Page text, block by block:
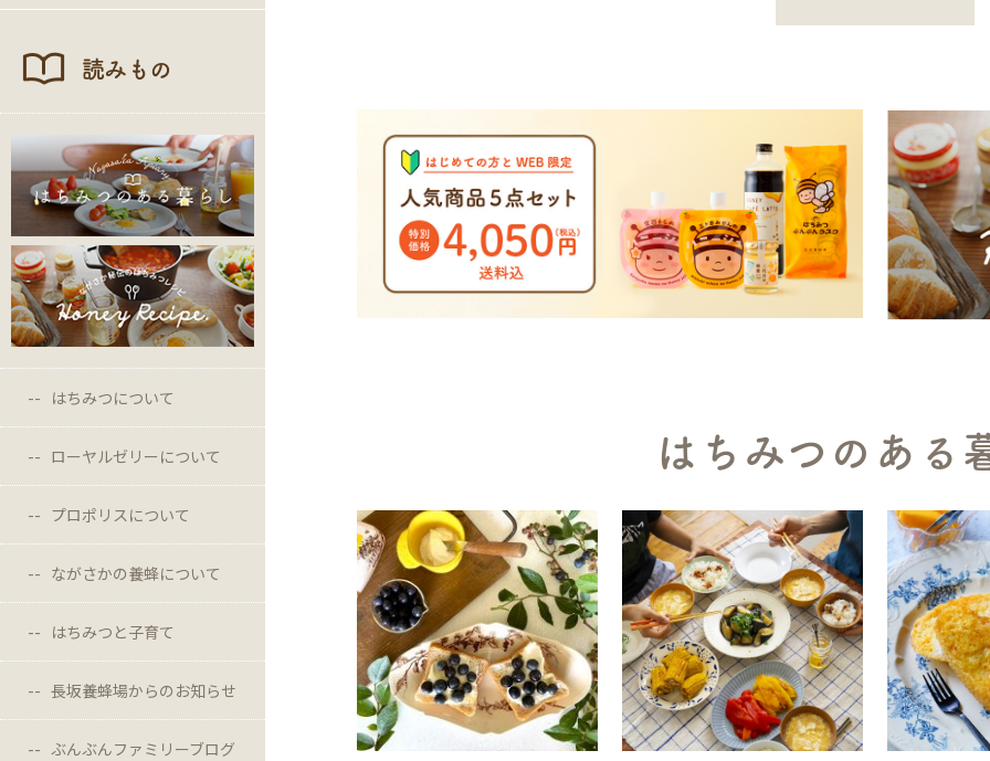
読みもの
はちみつについて
ローヤルゼリーについて
プロポリスについて
ながさかの養蜂について
はちみつと子育て
長坂養蜂場からのお知らせ
ぶんぶんファミリーブログ
はちみつのある